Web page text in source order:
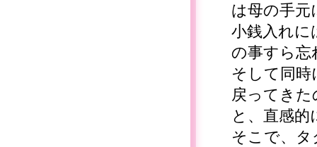
は母の手元
小銭入れに
の事すら忘
そして同
戻ってき
と、直感
そこで、